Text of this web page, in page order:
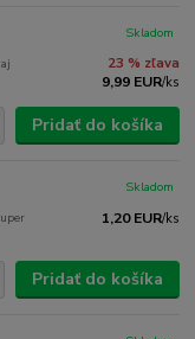
23 % zľava
9,99 EUR/ks
Skladom
Pridať do košíka
1,20 EUR/ks
Skladom
Pridať do košíka